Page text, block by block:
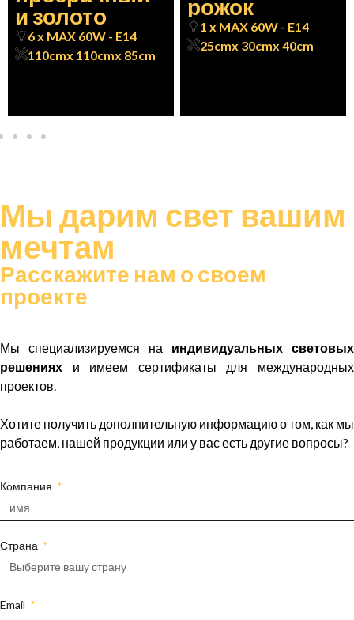
и золото
6 x MAX 60W - E14
110cmx 110cmx 85cm
рожок
1 x MAX 60W - E14
25cmx 30cmx 40cm
Мы дарим свет вашим
мечтам
Расскажите нам о своем
проекте
Мы специализируемся на индивидуальных световых
решениях и имеем сертификаты для международных
проектов.
Хотите получить дополнительную информацию о том, как мы
работаем, нашей продукции или у вас есть другие вопросы?
Компания
Страна
Email